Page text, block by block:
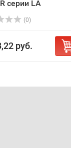
серии LA
(0)
руб.